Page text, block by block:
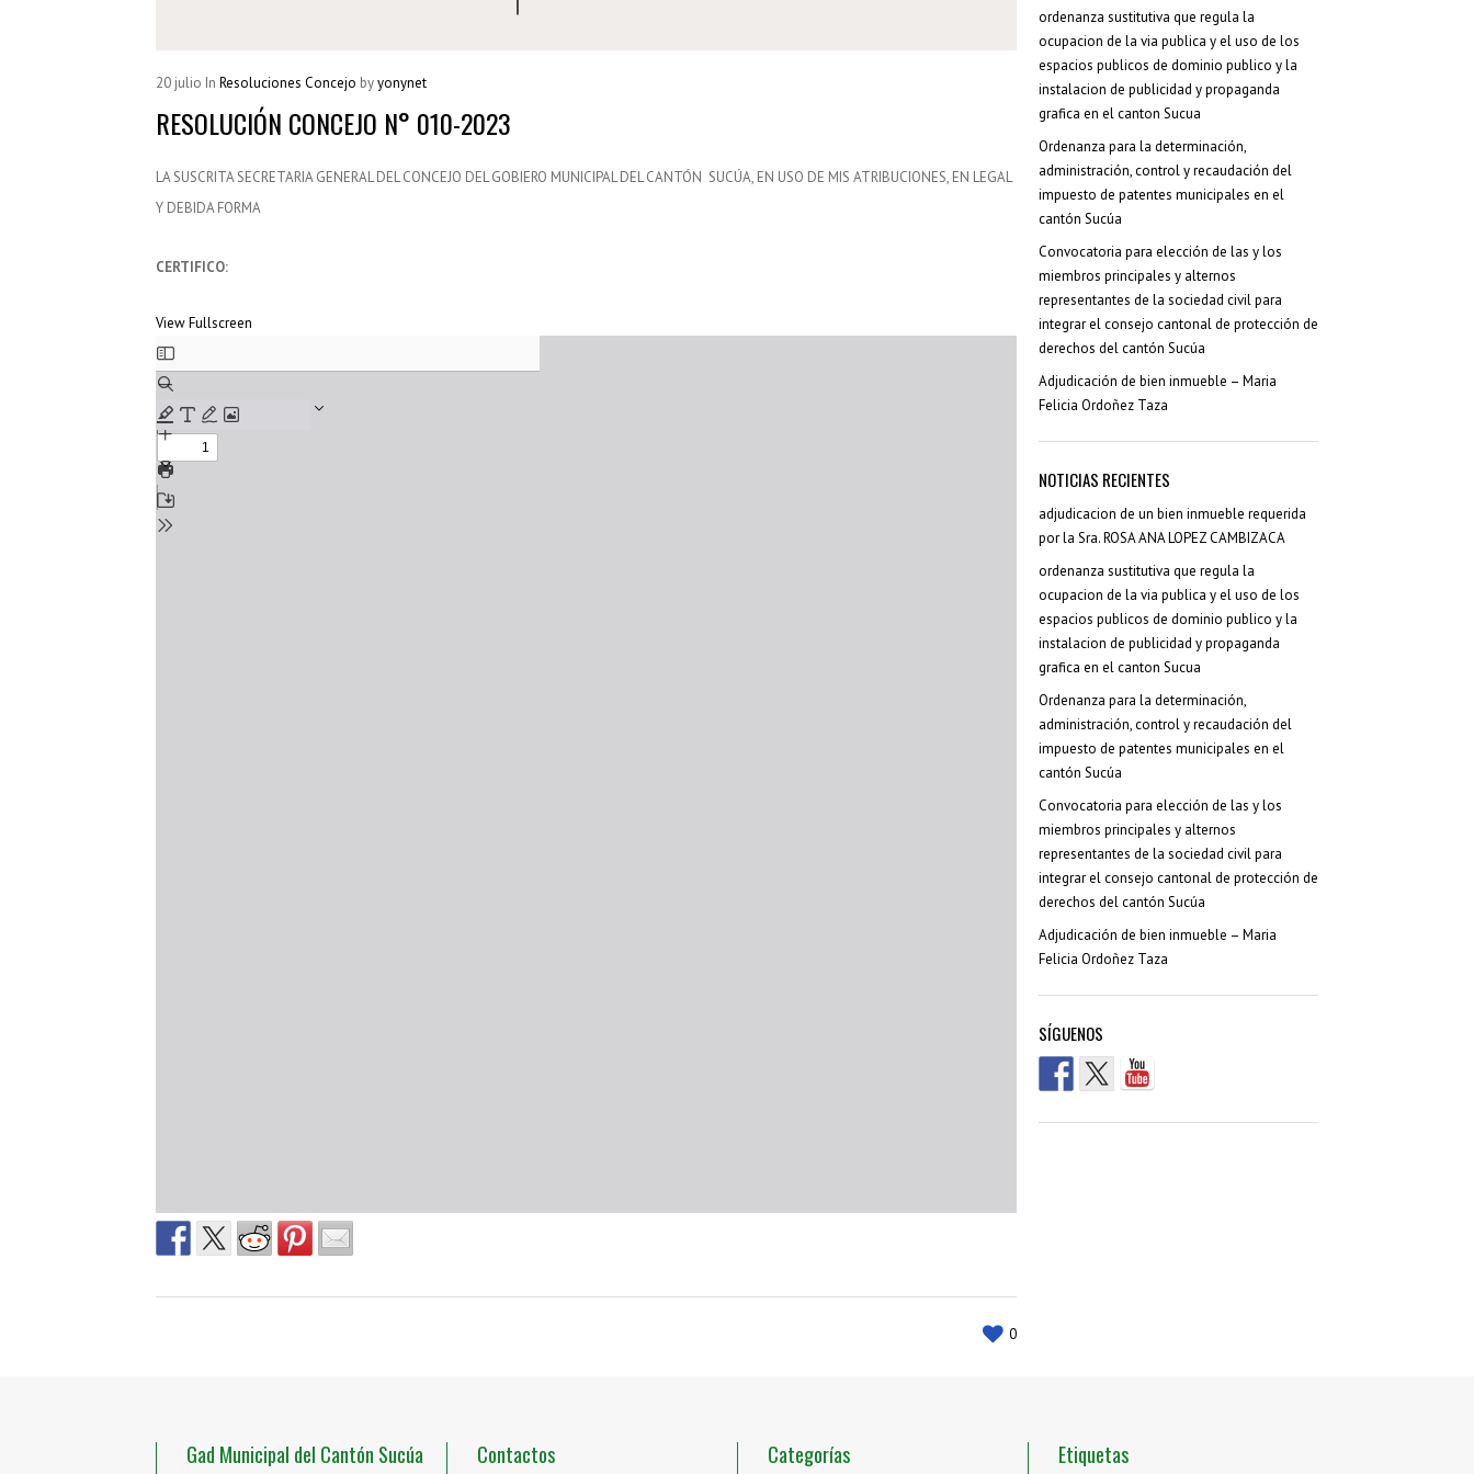
Silla Vacía
SÍGUENOS...
20 julio In Resoluciones Concejo byyonynet
RESOLUCIÓN CONCEJO N° 010-2023
LA SUSCRITA SECRETARIA GENERAL DEL CONCEJO DEL GOBIERO MUNICIPAL DEL CANTÓN SUCÚA, EN USO DE MIS ATRIBUCIONES, EN LEGAL
Y DEBIDA FORMA
CERTIFICO:
View Fullscreen
Saltar
al
contenido
del
PDF
0
ordenanza sustitutiva que regula la
ocupacion de la via publica y el uso de los
espacios publicos de dominio publico y la
instalacion de publicidad y propaganda
grafica en el canton Sucua
Ordenanza para la determinación,
administración, control y recaudación del
impuesto de patentes municipales en el
cantón Sucúa
Convocatoria para elección de las y los
miembros principales y alternos
representantes de la sociedad civil para
integrar el consejo cantonal de protección de
derechos del cantón Sucúa
Adjudicación de bien inmueble – Maria
Felicia Ordoñez Taza
NOTICIAS RECIENTES
adjudicacion de un bien inmueble requerida
por la Sra. ROSA ANA LOPEZ CAMBIZACA
ordenanza sustitutiva que regula la
ocupacion de la via publica y el uso de los
espacios publicos de dominio publico y la
instalacion de publicidad y propaganda
grafica en el canton Sucua
Ordenanza para la determinación,
administración, control y recaudación del
impuesto de patentes municipales en el
cantón Sucúa
Convocatoria para elección de las y los
miembros principales y alternos
representantes de la sociedad civil para
integrar el consejo cantonal de protección de
derechos del cantón Sucúa
Adjudicación de bien inmueble – Maria
Felicia Ordoñez Taza
SÍGUENOS
Gad Municipal del Cantón Sucúa Contactos Categorías Etiquetas